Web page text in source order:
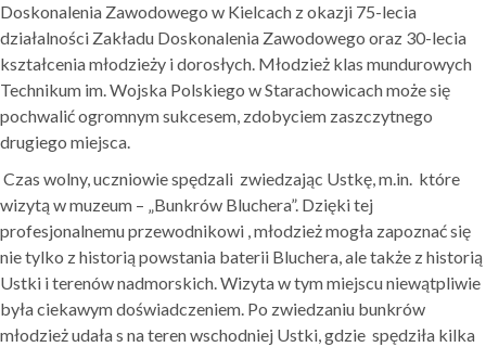
Doskonalenia Zawodowego w Kielcach z okazji 75-lecia
działalności Zakładu Doskonalenia Zawodowego oraz 30-lecia
kształcenia młodzieży i dorosłych. Młodzież klas mundurowych
Technikum im. Wojska Polskiego w Starachowicach może się
pochwalić ogromnym sukcesem, zdobyciem zaszczytnego
drugiego miejsca.
Czas wolny, uczniowie spędzali zwiedzając Ustkę, m.in. które
wizytą w muzeum – „Bunkrów Bluchera”. Dzięki tej
profesjonalnemu przewodnikowi , młodzież mogła zapoznać się
nie tylko z historią powstania baterii Bluchera, ale także z historią
Ustki i terenów nadmorskich. Wizyta w tym miejscu niewątpliwie
była ciekawym doświadczeniem. Po zwiedzaniu bunkrów
młodzież udała s na teren wschodniej Ustki, gdzie spędziła kilka